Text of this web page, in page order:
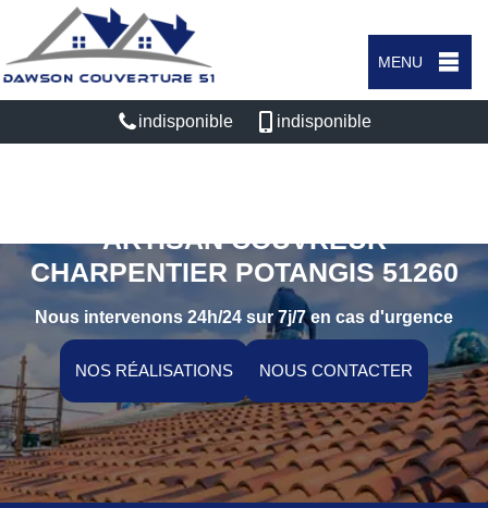
MENU
indisponible indisponible
ARTISAN COUVREUR
CHARPENTIER POTANGIS 51260
Nous intervenons 24h/24 sur 7j/7 en cas d'urgence
NOS RÉALISATIONS NOUS CONTACTER